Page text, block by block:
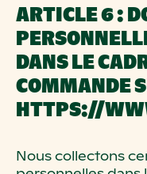
ARTICLE 6 :
DANS LE
COMMANDE
HTTPS://
Nous collectons